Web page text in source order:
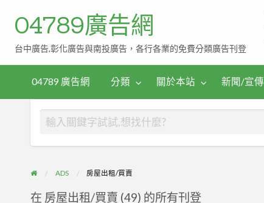
伴
手
禮
04789廣告網
台中廣告,彰化廣告與南投廣告，各行各業的免費分類廣告刊登
04789 廣告網 分類 關於本站 新聞/宣傳
ADS 房屋出租/買賣
在 房屋出租/買賣 (49) 的所有刊登